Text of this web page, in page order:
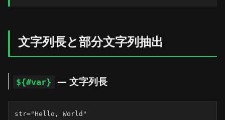
文字列長と部分文字列抽出
${#var} — 文字列長
str="Hello, World"